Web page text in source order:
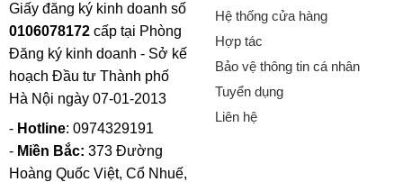
Giấy đăng ký kinh doanh số
0106078172cấp tại Phòng
Đăng ký kinh doanh - Sở kế
hoạch Đầu tư Thành phố
Hà Nội ngày 07-01-2013
- Hotline: 0974329191
- Miền Bắc: 373 Đường
Hoàng Quốc Việt, Cổ Nhuế,
Hệ thống cửa hàng
Hợp tác
Bảo vệ thông tin cá nhân
Tuyển dụng
Liên hệ